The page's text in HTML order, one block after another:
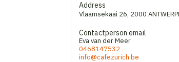
Address
Vlaamsekaai 26, 2000
Contactperson email
Eva van der Meer
0468147532
info@cafezurich.be